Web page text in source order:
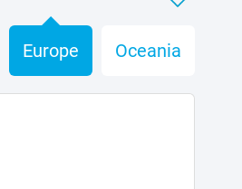
Europe Oceania